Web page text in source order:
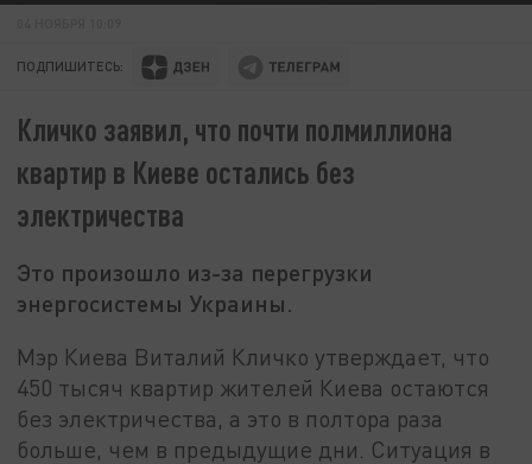
ПОДПИШИТЕСЬ:
Кличко заявил, что почти полмиллиона
квартир в Киеве остались без
электричества
Это произошло из-за перегрузки
энергосистемы Украины.
Мэр Киева Виталий Кличко утверждает, что
450 тысяч квартир жителей Киева остаются
без электричества, а это в полтора раза
больше, чем в предыдущие дни. Ситуация в